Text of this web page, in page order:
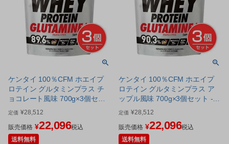
ケンタイ 100％CFM ホエイプ
ロテイン グルタミンプラス チ
ョコレート風味 700g×3個セッ
ト - 健康体力研究所 [kentai]
定価 ¥28,512
販売価格 ¥22,096税込
送料無料
ケンタイ 100％CFM ホエイプ
ロテイン グルタミンプラス ア
ップル風味 700g×3個セット -
健康体力研究所 [kentai]
定価 ¥28,512
販売価格 ¥22,096税込
送料無料